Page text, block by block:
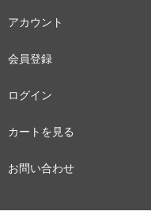
アカウント
会員登録
ログイン
カートを見る
お問い合わせ